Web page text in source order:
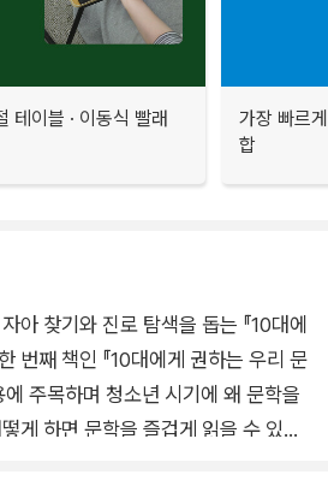
테이블 · 이동식 빨래
가장 빠르
합
아 찾기와 진로 탐색을 돕는 『10대에
번째 책인 『10대에게 권하는 우리 문
에 주목하며 청소년 시기에 왜 문학을
게 하면 문학을 즐겁게 읽을 수 있는